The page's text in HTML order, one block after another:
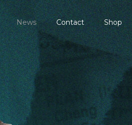
News Contact Shop